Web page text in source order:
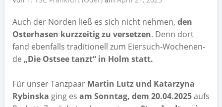
Auch der Nor­den ließ es sich nicht neh­men, den
Oster­ha­sen kurz­zei­tig zu ver­set­zen. Denn dort
fand eben­falls tra­di­tio­nell zum Eier­such-Wochen­en­
de „Die Ost­see tanzt“ in Holm statt.
Für unser Tanz­paar Mar­tin Lutz und Katar­zy­na
Rybins­ka ging es am Sonn­tag, dem 20.04.2025aufs